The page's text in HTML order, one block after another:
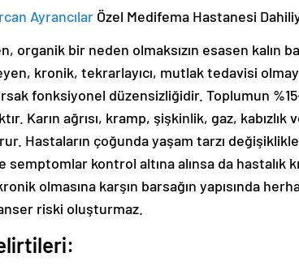
Ayrancılar Özel Medifema Hastanesi
organik bir neden olmaksızın esasen kalın
kronik, tekrarlayıcı, mutlak tedavisi
fonksiyonel düzensizliğidir. Toplumun
Karın ağrısı, kramp, şişkinlik, gaz,
Hastaların çoğunda yaşam tarzı
semptomlar kontrol altına alınsa da hastalık
olmasına karşın barsağın yapısında
riski oluşturmaz.